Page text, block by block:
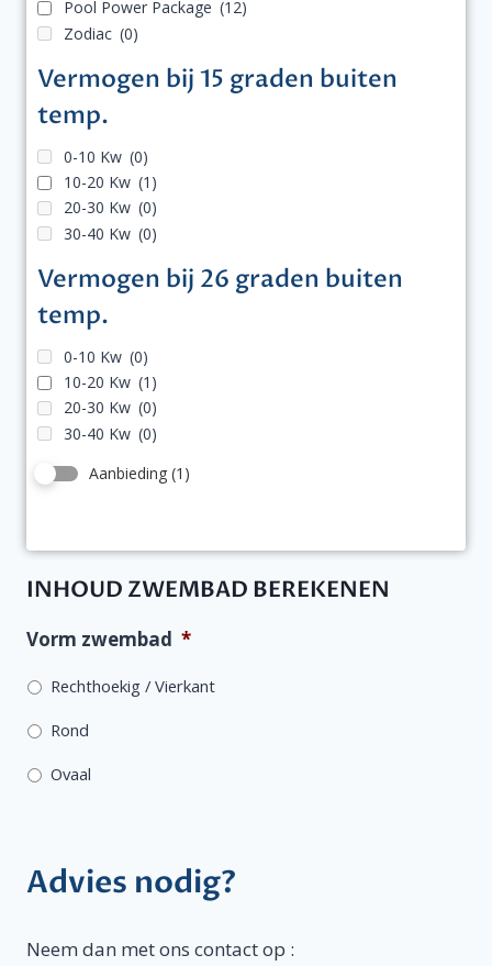
Pool Power Package (12)
Zodiac (0)
Vermogen bij 15 graden buiten
temp.
0-10 Kw (0)
10-20 Kw (1)
20-30 Kw (0)
30-40 Kw (0)
Vermogen bij 26 graden buiten
temp.
0-10 Kw (0)
10-20 Kw (1)
20-30 Kw (0)
30-40 Kw (0)
Aanbieding (1)
INHOUD ZWEMBAD BEREKENEN
Vorm zwembad *
Rechthoekig / Vierkant
Rond
Ovaal
Advies nodig?
Neem dan met ons contact op :